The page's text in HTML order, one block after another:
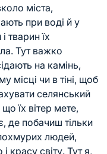
міста,
при воді й у
тварин їх
Тут важко
на камінь,
місці чи в тіні, щоб
селянський
їх вітер мете,
де побачиш тільки
людей,
красу світу. Тут я,